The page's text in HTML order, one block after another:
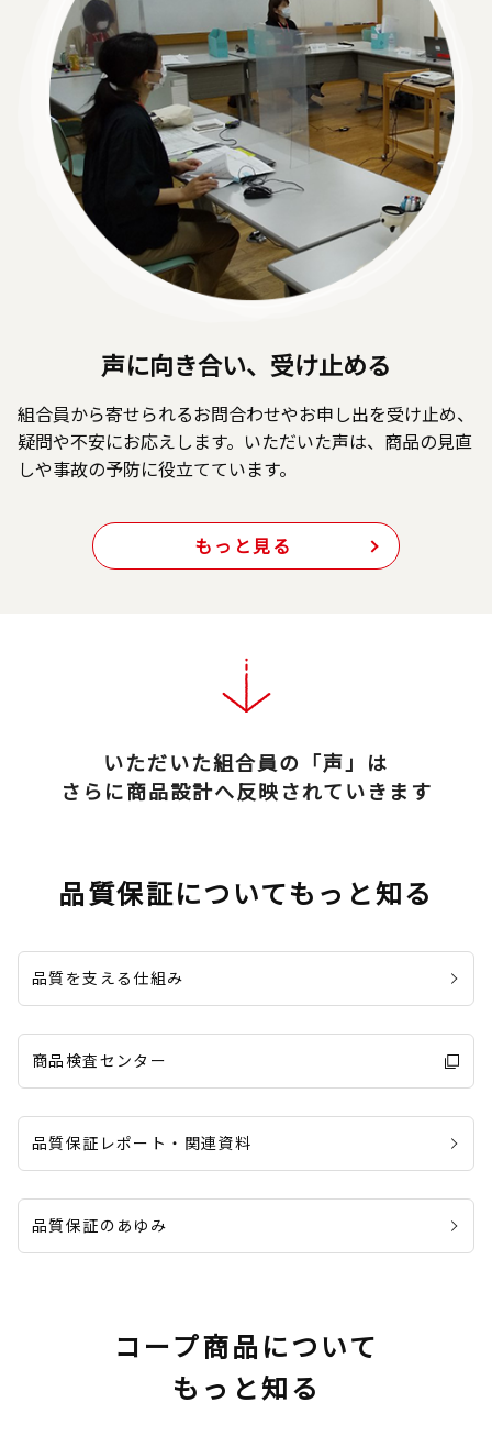
声に向き合い、受け止める
組合員から寄せられるお問合わせやお申し出を受け止め、
疑問や不安にお応えします。いただいた声は、商品の見直
しや事故の予防に役立てています。
もっと見る
いただいた組合員の「声」は
さらに商品設計へ反映されていきます
品質保証についてもっと知る
品質を支える仕組み
商品検査センター
品質保証レポート・関連資料
品質保証のあゆみ
コープ商品について
もっと知る